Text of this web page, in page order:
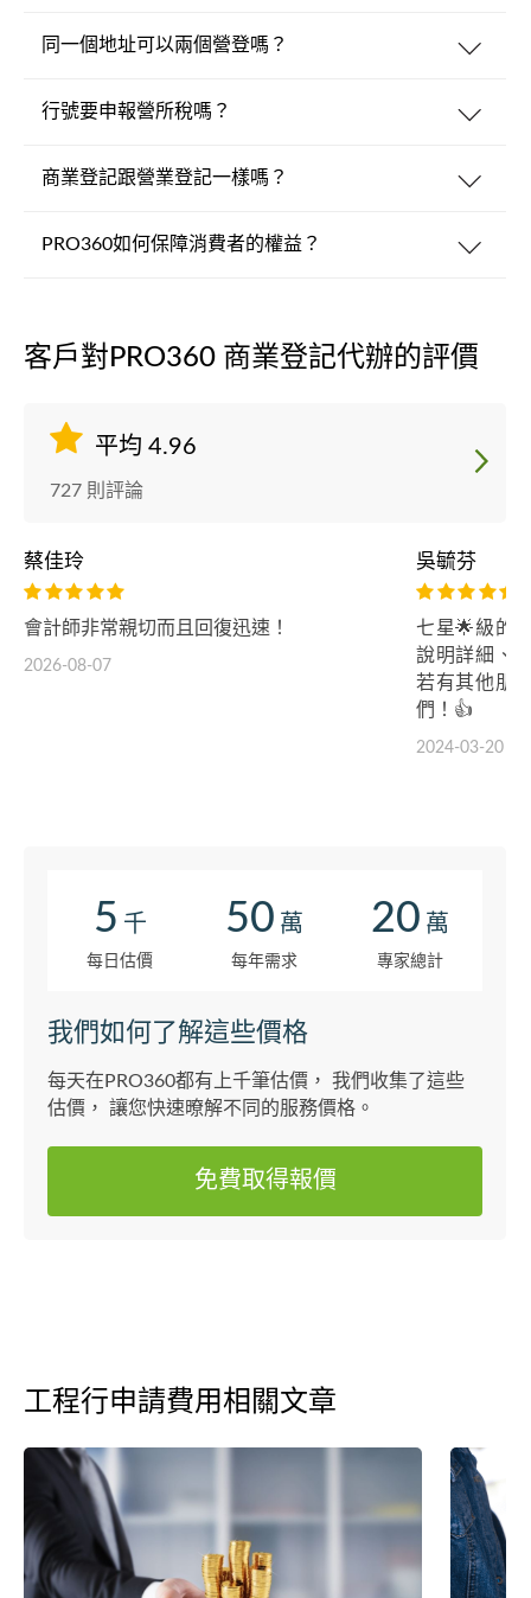
同一個地址可以兩個營登嗎？
行號要申報營所稅嗎？
商業登記跟營業登記一樣嗎？
PRO360如何保障消費者的權益？
客戶對PRO360 商業登記代辦的評價
平均 4.96
727 則評論
蔡佳玲
會計師非常親切而且回復迅速！
2026-08-07
吳毓芬
七星🌟級的
說明詳細、
若有其他朋
們！👍
2024-03-20
5 千
每日估價
50 萬
每年需求
20 萬
專家總計
我們如何了解這些價格
每天在PRO360都有上千筆估價， 我們收集了這些
估價， 讓您快速暸解不同的服務價格。
免費取得報價
工程行申請費用相關文章